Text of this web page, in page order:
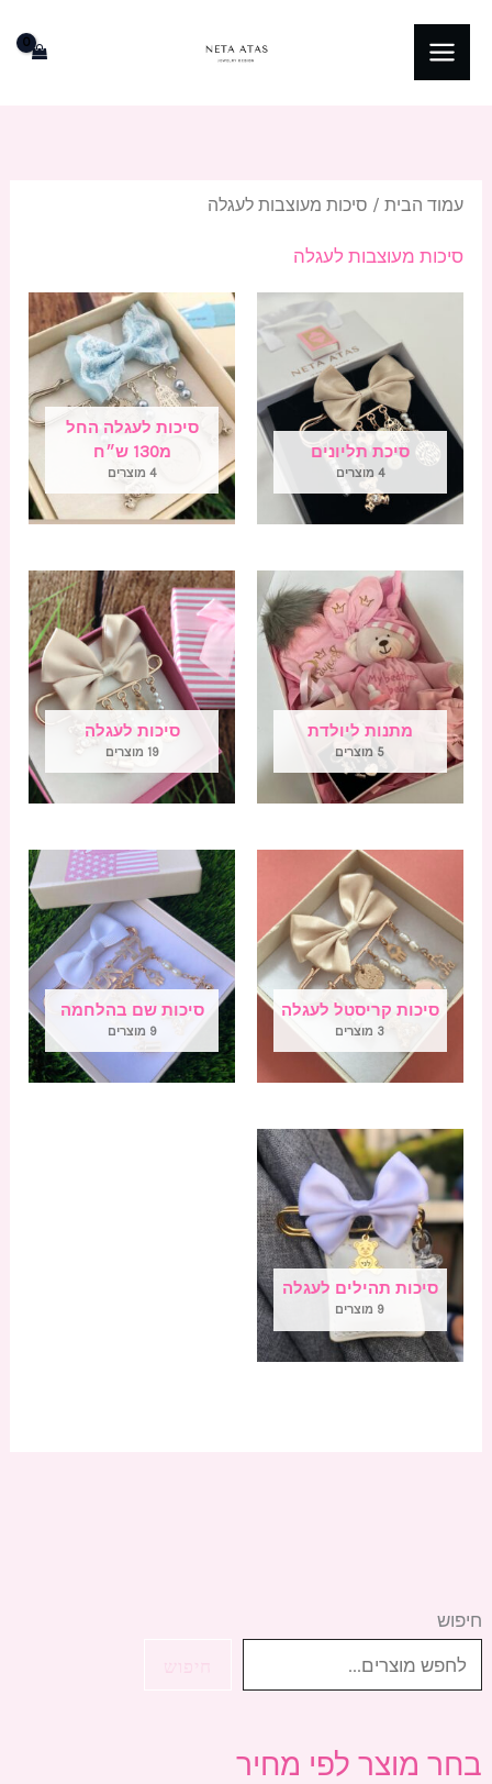
לתוכן
חיפוש
בחר מוצר לפי מחיר
עמוד הבית / סיכות מעוצבות לעגלה
סיכות מעוצבות לעגלה
סיכת תליונים
4 מוצרים
סיכות לעגלה החל
מ130 ש״ח
4 מוצרים
מתנות ליולדת
5 מוצרים
סיכות לעגלה
19 מוצרים
סיכות קריסטל לעגלה
3 מוצרים
סיכות שם בהלחמה
9 מוצרים
סיכות תהילים לעגלה
9 מוצרים